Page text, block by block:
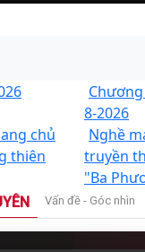
8-2026
chủ
thiên
Nghề
truyền
"Ba
Vấn đề - Góc nhìn